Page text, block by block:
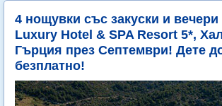
4 нощувки със закуски и
Luxury Hotel & SPA Resort 5*,
Гърция през Септември! Дете
безплатно!